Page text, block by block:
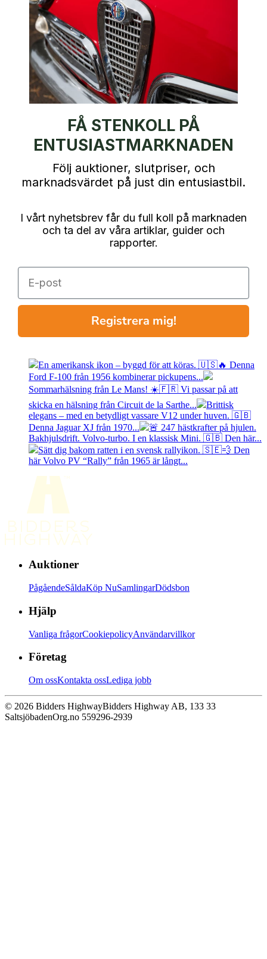
FÅ STENKOLL PÅ
ENTUSIASTMARKNADEN
Följ auktioner, slutpriser, och
marknadsvärdet på just din entusiastbil.
I vårt nyhetsbrev får du full koll på marknaden
och ta del av våra artiklar, guider och
rapporter.
E-post
Registrera mig!
En amerikansk ikon – byggd för att köras. 🇺🇸🔥 Denna
Ford F-100 från 1956 kombinerar pickupens...
Sommarhälsning från Le Mans! ☀️🇫🇷 Vi passar på att
skicka en hälsning från Circuit de la Sarthe...
Brittisk
elegans – med en betydligt vassare V12 under huven. 🇬🇧
Denna Jaguar XJ från 1970...
🚨 247 hästkrafter på hjulen.
Bakhjulsdrift. Volvo-turbo. I en klassisk Mini. 🇬🇧 Den här...
Sätt dig bakom ratten i en svensk rallyikon. 🇸🇪💨 Den
här Volvo PV “Rally” från 1965 är långt...
Auktioner
PågåendeSåldaKöp NuSamlingarDödsbon
Hjälp
Vanliga frågorCookiepolicyAnvändarvillkor
Företag
Om ossKontakta ossLediga jobb
© 2026 Bidders HighwayBidders Highway AB, 133 33
SaltsjöbadenOrg.no 559296-2939